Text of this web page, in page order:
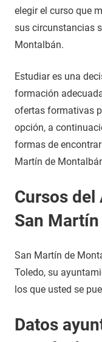
2021
elegir el curso que
sus circunstancias
Montalbán.
Estudiar es una
formación
ofertas formativas
opción, a
formas de
Martín de
Cursos del
San
San Martín de
Toledo, su
los que usted se
Datos